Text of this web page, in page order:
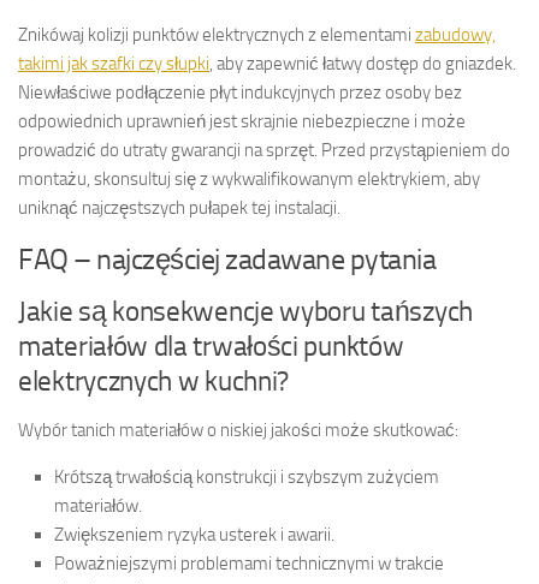
Znikówaj kolizji punktów elektrycznych z elementami zabudowy,
takimi jak szafki czy słupki , aby zapewnić łatwy dostęp do gniazdek.
Niewłaściwe podłączenie płyt indukcyjnych przez osoby bez
odpowiednich uprawnień jest skrajnie niebezpieczne i może
prowadzić do utraty gwarancji na sprzęt. Przed przystąpieniem do
montażu, skonsultuj się z wykwalifikowanym elektrykiem, aby
uniknąć najczęstszych pułapek tej instalacji.
FAQ – najczęściej zadawane pytania
Jakie są konsekwencje wyboru tańszych
materiałów dla trwałości punktów
elektrycznych w kuchni?
Wybór tanich materiałów o niskiej jakości może skutkować:
Krótszą trwałością konstrukcji i szybszym zużyciem
materiałów.
Zwiększeniem ryzyka usterek i awarii.
Poważniejszymi problemami technicznymi w trakcie